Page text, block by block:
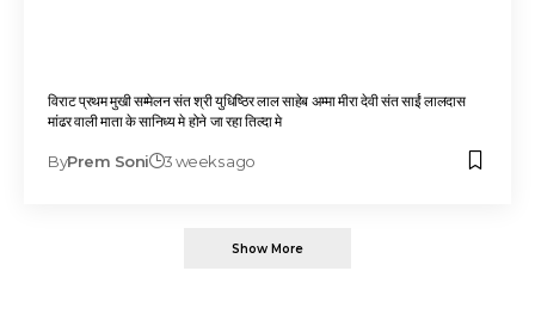
विराट प्रथम मुखी सम्मेलन संत श्री युधिष्ठिर लाल साहेब अम्मा मीरा देवी संत साईं लालदास
मांढर वाली माता के सानिध्य मे होने जा रहा तिल्दा मे
ByPrem Soni 3 weeks ago
Show More